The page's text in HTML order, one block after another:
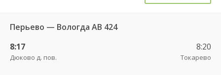
Перьево — Вологда АВ 424
8:17
Дюково д. пов.
8:20
Токарево